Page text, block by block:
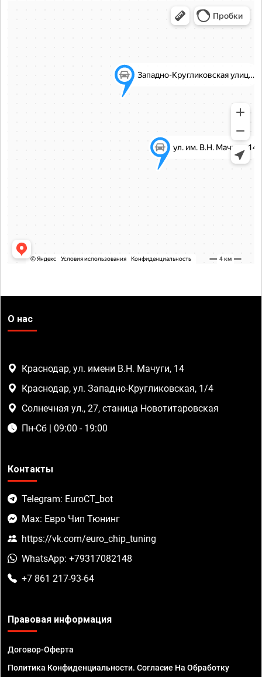
О нас
Краснодар, ул. имени В.Н. Мачуги, 14
Краснодар, ул. Западно-Кругликовская, 1/4
Солнечная ул., 27, станица Новотитаровская
Пн-Сб | 09:00 - 19:00
Контакты
Telegram: EuroCT_bot
Max: Евро Чип Тюнинг
https://vk.com/euro_chip_tuning
WhatsApp: +79317082148
+7 861 217-93-64
Правовая информация
Договор-Оферта
Политика Конфиденциальности. Согласие На Обработку